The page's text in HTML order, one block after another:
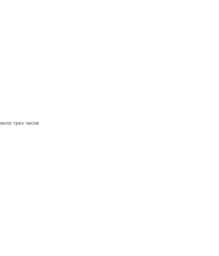
трех часов